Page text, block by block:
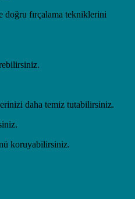
doğru fırçalama tekniklerini
daha temiz tutabilirsiniz.
koruyabilirsiniz.